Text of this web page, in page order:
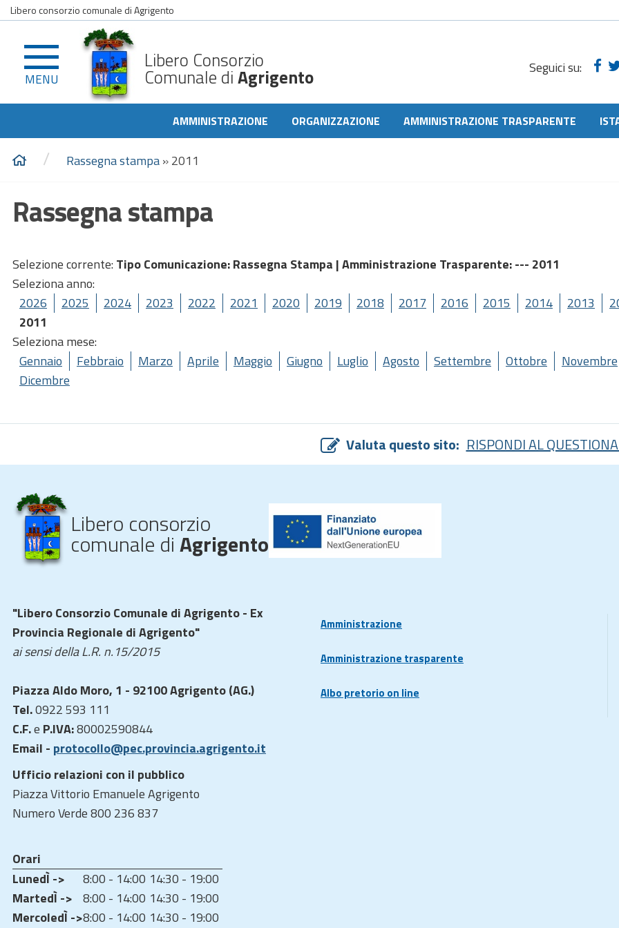
Libero consorzio comunale di Agrigento
MENU
Libero Consorzio
Comunale diAgrigento Seguici su:
AMMINISTRAZIONE ORGANIZZAZIONE AMMINISTRAZIONE TRASPARENTE
/ Rassegna stampa»2011
Rassegna stampa
Selezione corrente: Tipo Comunicazione: Rassegna Stampa |Amministrazione Trasparente: --- 2011
Seleziona anno:
2026
2025 2024 2023 2022 2021 2020 2019 2018 2017 2016 2015 2014 2013
2011
Seleziona mese:
Gennaio
Febbraio Marzo Aprile Maggio Giugno Luglio Agosto Settembre Ottobre
Novembre
Dicembre
Valuta questo sito: RISPONDI AL
Libero consorzio
comunale diAgrigento
"Libero Consorzio Comunale di Agrigento - Ex
Provincia Regionale di Agrigento"
ai sensi della L.R. n.15/2015
Piazza Aldo Moro, 1 - 92100 Agrigento (AG.)
Tel.0922 593 111
C.F.e P.IVA:80002590844
Email - protocollo@pec.provincia.agrigento.it
Ufficio relazioni con il pubblico
Piazza Vittorio Emanuele Agrigento
Numero Verde 800 236 837
Orari
LunedÌ ->
8:00 - 14:00 14:30 - 19:00
MartedÌ -> 8:00 - 14:00 14:30 - 19:00
MercoledÌ ->8:00 - 14:00 14:30 - 19:00
Amministrazione
Amministrazione trasparente
Albo pretorio on line